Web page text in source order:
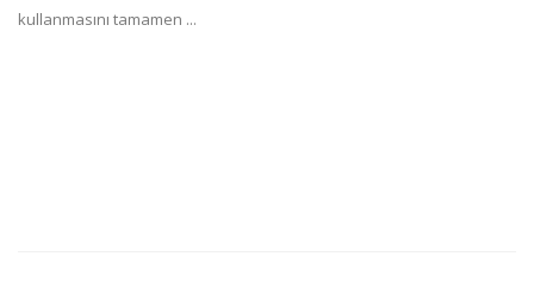
kullanmasını tamamen ...